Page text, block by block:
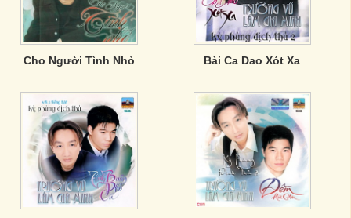
Cho Người Tình Nhỏ Bài Ca Dao Xót Xa